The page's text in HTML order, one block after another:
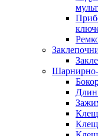
Шарнирно-